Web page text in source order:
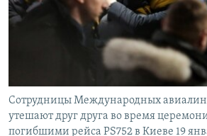
Сотрудницы Международных
утешают друг друга во время
погибшими рейса PS752 в Киеве 19